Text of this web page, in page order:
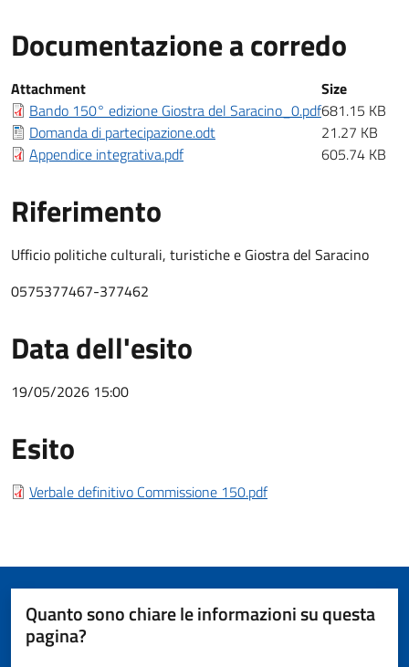
Documentazione a corredo
Documentazione a corredo
Attachment
Size
Bando 150° edizione Giostra del Saracino_0.pdf681.15 KB
Domanda di partecipazione.odt
21.27 KB
Appendice integrativa.pdf
605.74 KB
Riferimento
Riferimento
Ufficio politiche culturali, turistiche e Giostra del Saracino
0575377467-377462
Data dell'esito
19/05/2026 15:00
Esito
Esito bando
Verbale definitivo Commissione 150.pdf
Quanto sono chiare le informazioni su questa
pagina?